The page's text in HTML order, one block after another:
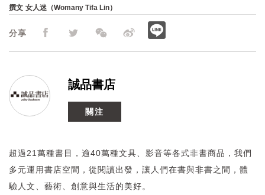
分享
誠品書店
關注
超過21萬種書目，逾40萬種文具、影音等各式非書商品，我們
多元運用書店空間，從閱讀出發，讓人們在書與非書之間，體
驗人文、藝術、創意與生活的美好。
婚後安心重返職場的環境
撰文 女人迷（Womany Tifa Lin）